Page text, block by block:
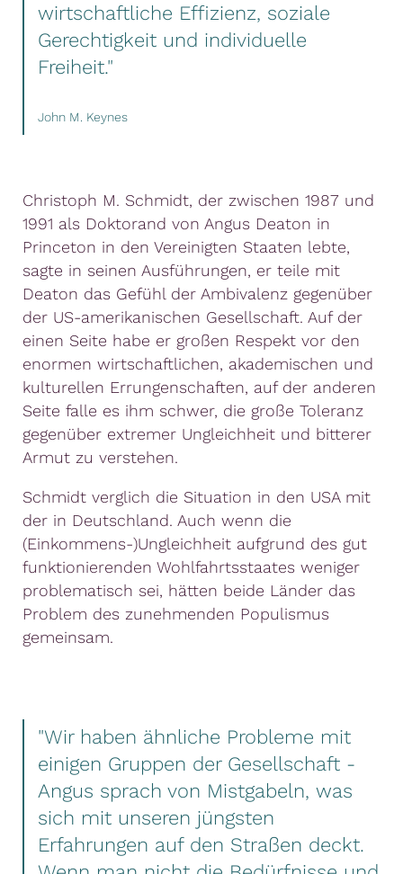
wirtschaftliche Effizienz, soziale
Gerechtigkeit und individuelle
Freiheit."
John M. Keynes
Christoph M. Schmidt, der zwischen 1987 und
1991 als Doktorand von Angus Deaton in
Princeton in den Vereinigten Staaten lebte,
sagte in seinen Ausführungen, er teile mit
Deaton das Gefühl der Ambivalenz gegenüber
der US-amerikanischen Gesellschaft. Auf der
einen Seite habe er großen Respekt vor den
enormen wirtschaftlichen, akademischen und
kulturellen Errungenschaften, auf der anderen
Seite falle es ihm schwer, die große Toleranz
gegenüber extremer Ungleichheit und bitterer
Armut zu verstehen.
Schmidt verglich die Situation in den USA mit
der in Deutschland. Auch wenn die
(Einkommens-)Ungleichheit aufgrund des gut
funktionierenden Wohlfahrtsstaates weniger
problematisch sei, hätten beide Länder das
Problem des zunehmenden Populismus
gemeinsam.
"Wir haben ähnliche Probleme mit
einigen Gruppen der Gesellschaft -
Angus sprach von Mistgabeln, was
sich mit unseren jüngsten
Erfahrungen auf den Straßen deckt.